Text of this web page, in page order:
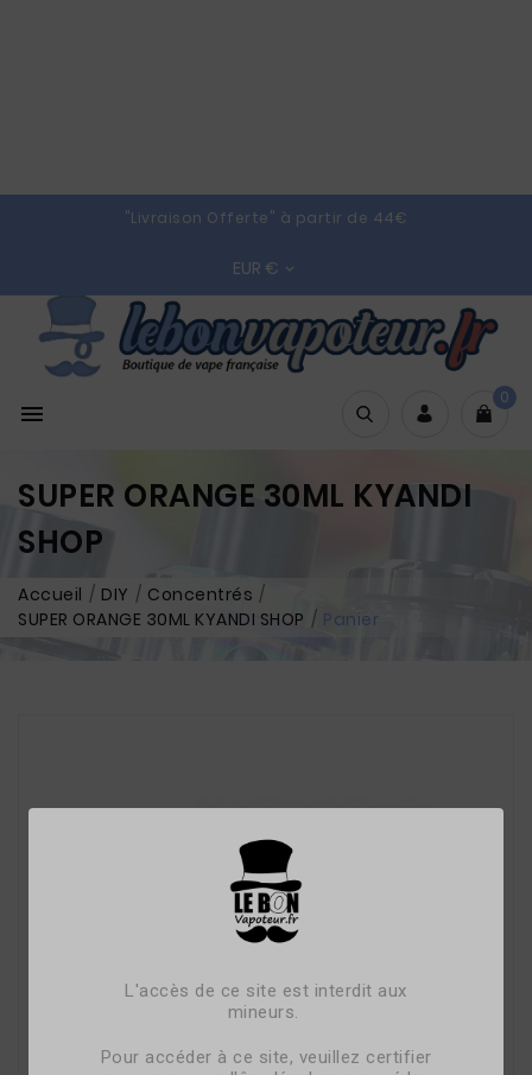
L'accès de ce site est interdit aux
mineurs.
Pour accéder à ce site, veuillez certifier
"Livraison Offerte" à partir de 44€
EUR € 

0
SUPER ORANGE 30ML KYANDI
SHOP
Accueil DIY
Concentrés
SUPER ORANGE 30ML KYANDI SHOP
Panier